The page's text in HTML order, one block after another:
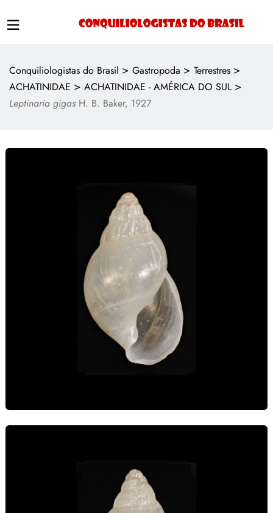
Conquiliologistas do Brasil > Gastropoda > Terrestres >
ACHATINIDAE > ACHATINIDAE - AMÉRICA DO SUL >
Leptinaria gigas H. B. Baker, 1927